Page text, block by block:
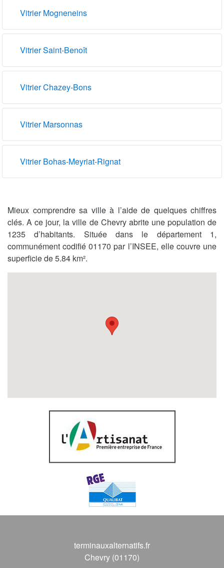
Vitrier Mogneneins
Vitrier Saint-Benoît
Vitrier Chazey-Bons
Vitrier Marsonnas
Vitrier Bohas-Meyriat-Rignat
Mieux comprendre sa ville à l’aide de quelques chiffres
clés. A ce jour, la ville de Chevry abrite une population de
1235 d’habitants. Située dans le département 1,
communément codifié 01170 par l’INSEE, elle couvre une
superficie de 5.84 km².
terminauxalternatifs.fr
Chevry (01170)